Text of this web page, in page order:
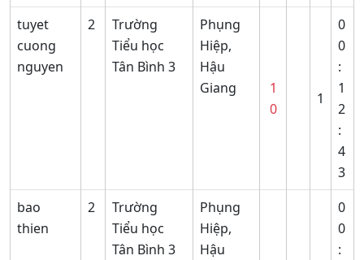
tuyet
cuong
nguyen
2
Trường
Tiểu học
Tân Bình 3
Phụng
Hiệp,
Hậu
Giang
1
0
1
0
0
:
1
2
:
4
3
bao
thien
2
Trường
Tiểu học
Tân Bình 3
Phụng
Hiệp,
Hậu
0
0
: